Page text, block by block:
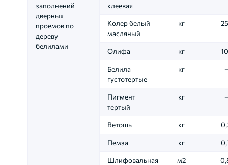
заполнений
дверных
проемов по
дереву
белилами
клеевая
Колер белый
масляный
кг
Олифа кг
Белила
густотертые
кг
Пигмент
тертый
кг
Ветошь кг
Пемза кг
Шлифовальная
м2